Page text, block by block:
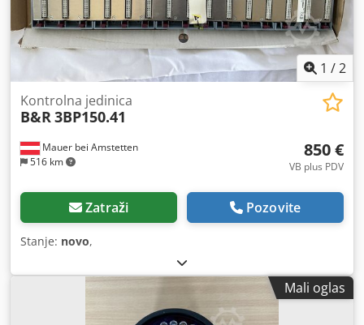
1 /2
Mauer bei Amstetten
516 km
Kontrolna jedinica
B&R3BP150.41
850 €
VB plus PDV
Zatraži Pozovite
Stanje: novo,
Mali oglas